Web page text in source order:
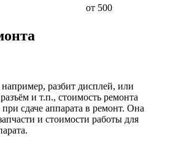
от 500
разбит дисплей, или
и т.п., стоимость ремонта
сдаче аппарата в ремонт. Она
и стоимости работы для